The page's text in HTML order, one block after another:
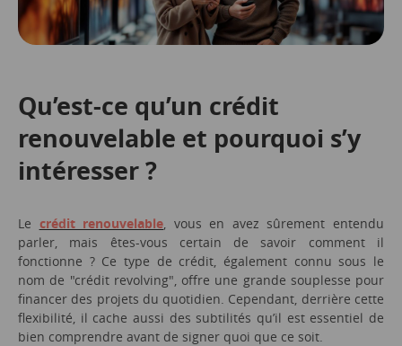
Qu’est-ce qu’un crédit
renouvelable et pourquoi s’y
intéresser ?
Le crédit renouvelable, vous en avez sûrement entendu
parler, mais êtes-vous certain de savoir comment il
fonctionne ? Ce type de crédit, également connu sous le
nom de "crédit revolving", offre une grande souplesse pour
financer des projets du quotidien. Cependant, derrière cette
flexibilité, il cache aussi des subtilités qu’il est essentiel de
bien comprendre avant de signer quoi que ce soit.